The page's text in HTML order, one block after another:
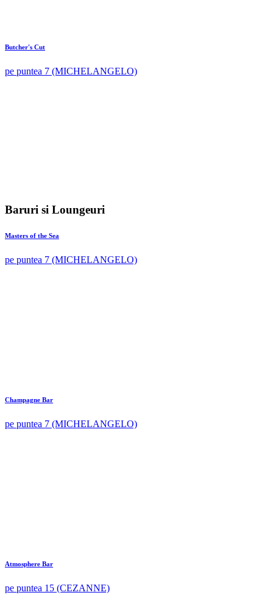
Butcher's Cut
pe puntea 7 (MICHELANGELO)
Baruri si Loungeuri
Masters of the Sea
pe puntea 7 (MICHELANGELO)
Champagne Bar
pe puntea 7 (MICHELANGELO)
Atmosphere Bar
pe puntea 15 (CEZANNE)